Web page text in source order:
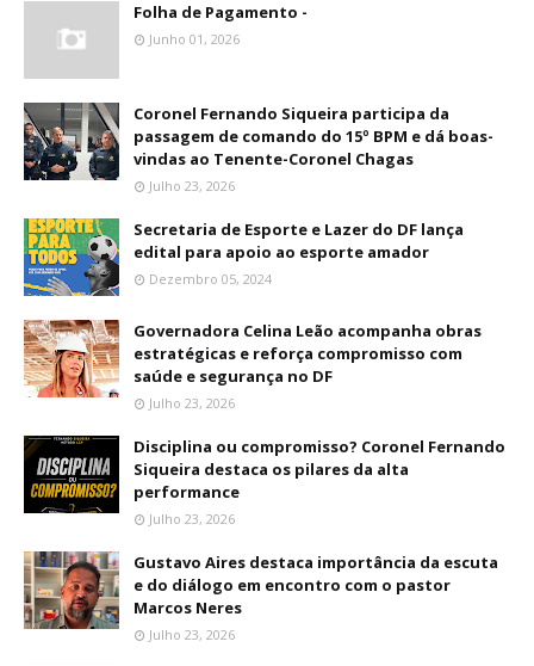
Folha de Pagamento -
Junho 01, 2026
Coronel Fernando Siqueira participa da
passagem de comando do 15º BPM e dá boas-
vindas ao Tenente-Coronel Chagas
Julho 23, 2026
Secretaria de Esporte e Lazer do DF lança
edital para apoio ao esporte amador
Dezembro 05, 2024
Governadora Celina Leão acompanha obras
estratégicas e reforça compromisso com
saúde e segurança no DF
Julho 23, 2026
Disciplina ou compromisso? Coronel Fernando
Siqueira destaca os pilares da alta
performance
Julho 23, 2026
Gustavo Aires destaca importância da escuta
e do diálogo em encontro com o pastor
Marcos Neres
Julho 23, 2026